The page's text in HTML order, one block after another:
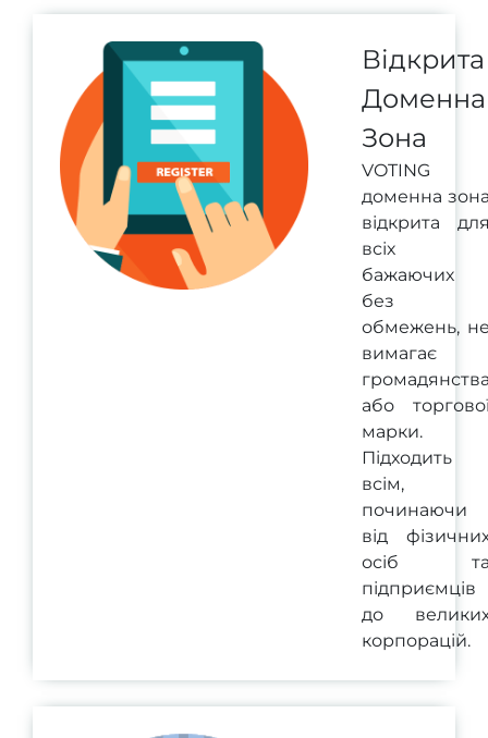
Відкрита
Доменна
Зона
VOTING
доменна
відкрита
всіх
бажаючих
без
обмежень,
вимагає
або
марки.
Підходить
всім,
починаючи
від
осіб
підприємців
до
корпорацій.